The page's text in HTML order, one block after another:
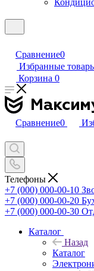
Сравнение0
Избранные
Корзина 0
Сравнение0
Телефоны
+7 (000) 000-00-10
+7 (000) 000-00-20
+7 (000) 000-00-30
Каталог
Назад
Каталог